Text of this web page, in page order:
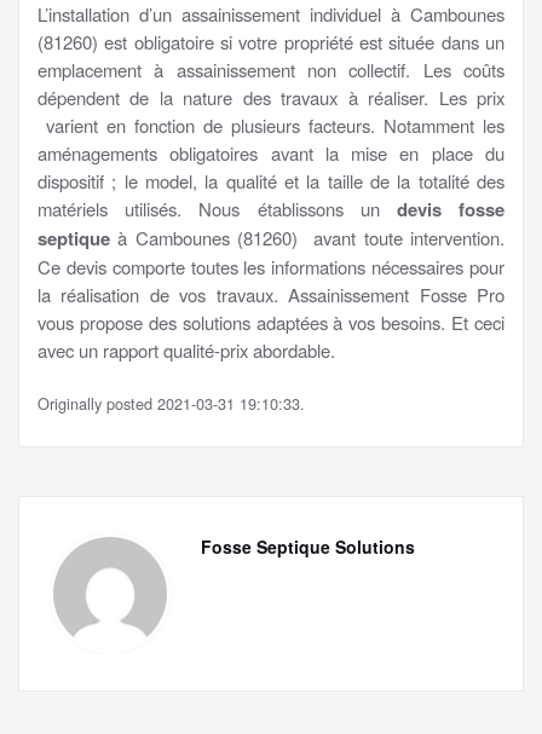
L’installation d’un assainissement individuel à Cambounes
(81260) est obligatoire si votre propriété est située dans un
emplacement à assainissement non collectif. Les coûts
dépendent de la nature des travaux à réaliser. Les prix
varient en fonction de plusieurs facteurs. Notamment les
aménagements obligatoires avant la mise en place du
dispositif ; le model, la qualité et la taille de la totalité des
matériels utilisés. Nous établissons un devis fosse
septique à Cambounes (81260) avant toute intervention.
Ce devis comporte toutes les informations nécessaires pour
la réalisation de vos travaux. Assainissement Fosse Pro
vous propose des solutions adaptées à vos besoins. Et ceci
avec un rapport qualité-prix abordable.
Originally posted 2021-03-31 19:10:33.
Fosse Septique Solutions